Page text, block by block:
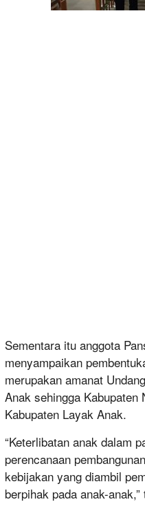
Sementara itu anggota
menyampaikan
merupakan amanat
Anak sehingga Kabupaten
Kabupaten Layak Anak.
“Keterlibatan anak dalam
perencanaan
kebijakan yang diambil
berpihak pada anak-